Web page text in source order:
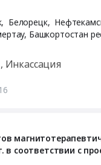
Башкортостан
Инкассация
в соответствии с